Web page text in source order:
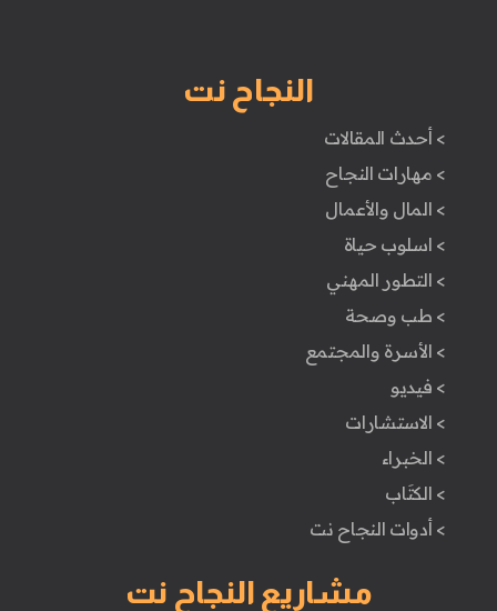
النجاح نت
> أحدث المقالات
> مهارات النجاح
> المال والأعمال
> اسلوب حياة
> التطور المهني
> طب وصحة
> الأسرة والمجتمع
> فيديو
> الاستشارات
> الخبراء
> الكتَاب
> أدوات النجاح نت
مشاريع النجاح نت